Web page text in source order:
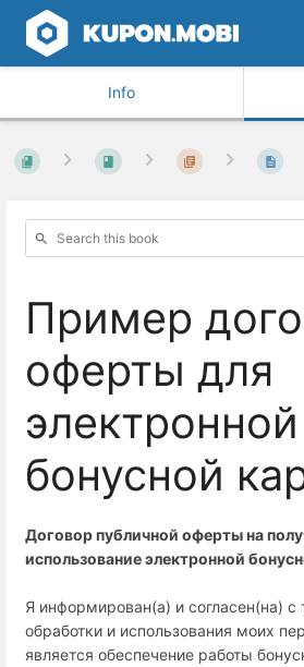
Info
Пример
оферты для
электронной
бонусной
Договор публичной оферты на
использование электронной
Я информирован(а) и согласен(на) с
обработки и использования моих
является обеспечение работы